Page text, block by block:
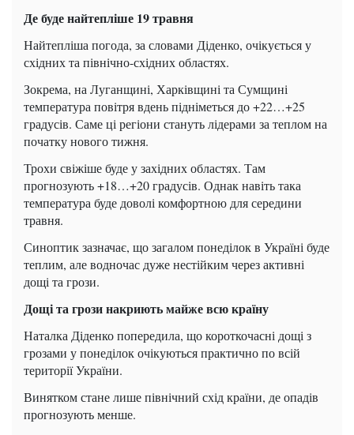
Де буде найтепліше 19 травня
Найтепліша погода, за словами Діденко, очікується у
східних та північно-східних областях.
Зокрема, на Луганщині, Харківщині та Сумщині
температура повітря вдень підніметься до +22…+25
градусів. Саме ці регіони стануть лідерами за теплом на
початку нового тижня.
Трохи свіжіше буде у західних областях. Там
прогнозують +18…+20 градусів. Однак навіть така
температура буде доволі комфортною для середини
травня.
Синоптик зазначає, що загалом понеділок в Україні буде
теплим, але водночас дуже нестійким через активні
дощі та грози.
Дощі та грози накриють майже всю країну
Наталка Діденко попередила, що короткочасні дощі з
грозами у понеділок очікуються практично по всій
території України.
Винятком стане лише північний схід країни, де опадів
прогнозують менше.